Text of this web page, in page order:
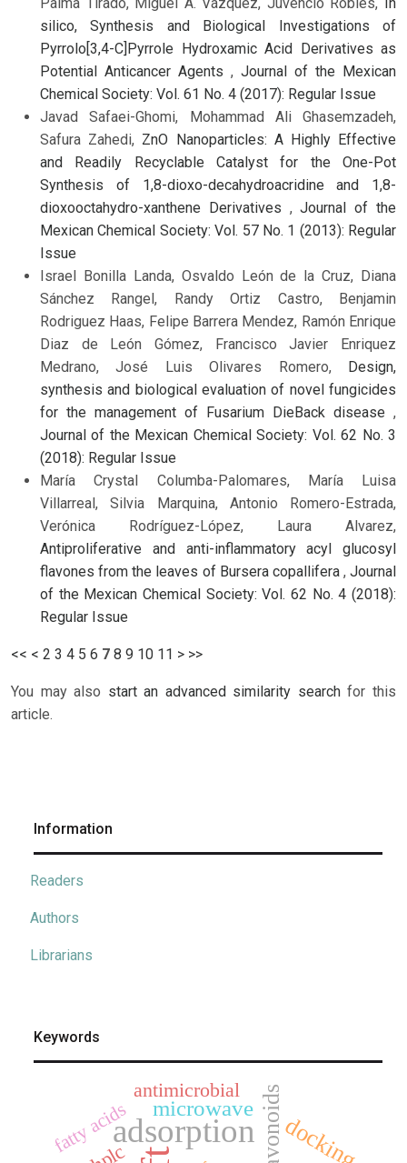
silico, Synthesis and Biological Investigations of
Pyrrolo[3,4-C]Pyrrole Hydroxamic Acid Derivatives as
Potential Anticancer Agents , Journal of the Mexican
Chemical Society: Vol. 61 No. 4 (2017): Regular Issue
Javad Safaei-Ghomi, Mohammad Ali Ghasemzadeh,
Safura Zahedi, ZnO Nanoparticles: A Highly Effective
and Readily Recyclable Catalyst for the One-Pot
Synthesis of 1,8-dioxo-decahydroacridine and 1,8-
dioxooctahydro-xanthene Derivatives ,Journal of the
Mexican Chemical Society: Vol. 57 No. 1 (2013): Regular
Issue
Israel Bonilla Landa, Osvaldo León de la Cruz, Diana
Sánchez Rangel, Randy Ortiz Castro, Benjamin
Rodriguez Haas, Felipe Barrera Mendez, Ramón Enrique
Diaz de León Gómez, Francisco Javier Enriquez
Medrano, José Luis Olivares Romero, Design,
synthesis and biological evaluation of novel fungicides
for the management of Fusarium DieBack disease ,
Journal of the Mexican Chemical Society: Vol. 62 No. 3
(2018): Regular Issue
María Crystal Columba-Palomares, María Luisa
Villarreal, Silvia Marquina, Antonio Romero-Estrada,
Verónica Rodríguez-López, Laura Alvarez,
Antiproliferative and anti-inflammatory acyl glucosyl
flavones from the leaves of Bursera copallifera , Journal
of the Mexican Chemical Society: Vol. 62 No. 4 (2018):
Regular Issue
<< < 2 3 4 5 6 7 8 9 10 11 > >>
You may also start an advanced similarity searchfor this
article.
Information
Readers
Authors
Librarians
Keywords
adsorption flavonoidsdocking
microwave
antimicrobial
fatty acids